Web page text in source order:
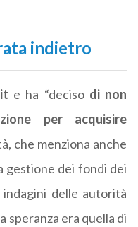
indietro
e ha “deciso di non
per acquisire
che menziona anche
gestione dei fondi dei
delle autorità
speranza era quella di